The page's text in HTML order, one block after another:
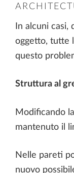
In alcuni
oggetto, tutte
questo
Struttura al
Modificando
mantenuto il
Nelle pareti
nuovo